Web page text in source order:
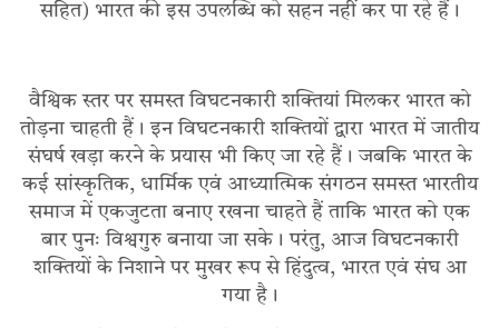
सहित) भारत की इस उपलब्धि को सहन नहीं कर पा रहे हैं।
वैश्विक स्तर पर समस्त विघटनकारी शक्तियां मिलकर भारत को
तोड़ना चाहती हैं। इन विघटनकारी शक्तियों द्वारा भारत में जातीय
संघर्ष खड़ा करने के प्रयास भी किए जा रहे हैं। जबकि भारत के
कई सांस्कृतिक, धार्मिक एवं आध्यात्मिक संगठन समस्त भारतीय
समाज में एकजुटता बनाए रखना चाहते हैं ताकि भारत को एक
बार पुनः विश्वगुरु बनाया जा सके। परंतु, आज विघटनकारी
शक्तियों के निशाने पर मुखर रूप से हिंदुत्व, भारत एवं संघ आ
गया है।